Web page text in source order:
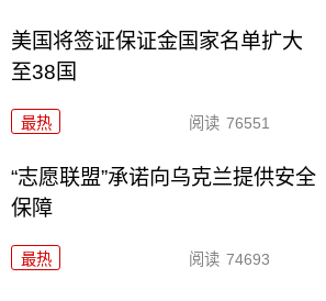
美国将签证保证金国家名单扩大
至38国
最热 阅读 76551
“志愿联盟”承诺向乌克兰提供安全
保障
最热 阅读 74693